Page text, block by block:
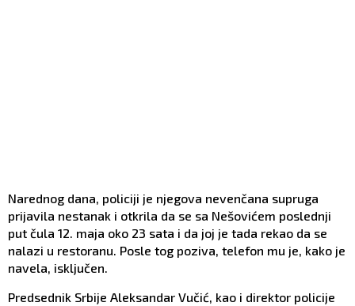
Narednog dana, policiji je njegova nevenčana supruga
prijavila nestanak i otkrila da se sa Nešovićem poslednji
put čula 12. maja oko 23 sata i da joj je tada rekao da se
nalazi u restoranu. Posle tog poziva, telefon mu je, kako je
navela, isključen.
Predsednik Srbije Aleksandar Vučić, kao i direktor policije